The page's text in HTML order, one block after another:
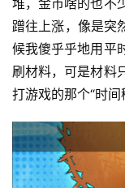
堆，金币啥的也不
蹭往上涨，像是突
候我傻乎乎地用平
刷材料，可是材料
打游戏的那个“时间